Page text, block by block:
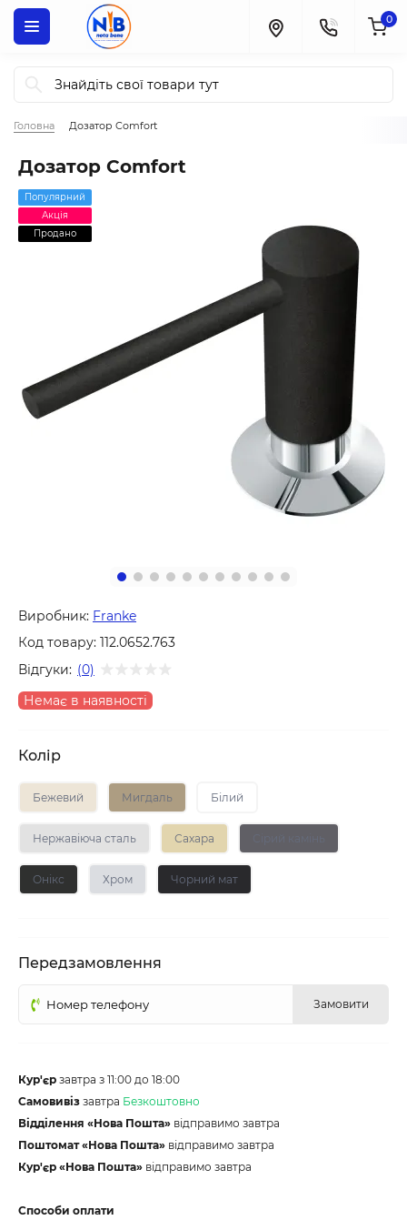
0
Головна Дозатор Comfort
Дозатор Comfort
Популярний
Акція
Продано
Виробник: Franke
Код товару: 112.0652.763
Відгуки: (0)
Немає в наявності
Колір
Бежевий Мигдаль Білий
Нержавіюча сталь Сахара
Онікс Хром Чорний мат
Передзамовлення
Замовити
Кур'єр завтра з 11:00 до 18:00
Самовивіз завтра Безкоштовно
Відділення «Нова Пошта» відправимо завтра
Поштомат «Нова Пошта» відправимо завтра
Кур'єр «Нова Пошта» відправимо завтра
Способи оплати